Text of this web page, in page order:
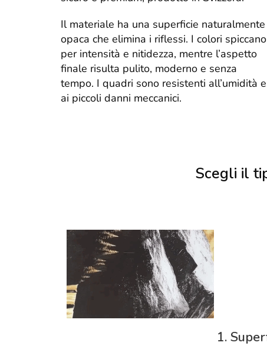
Il materiale ha una superficie naturalmente
opaca che elimina i riflessi. I colori spiccano
per intensità e nitidezza, mentre l’aspetto
finale risulta pulito, moderno e senza
tempo. I quadri sono resistenti all’umidità e
ai piccoli danni meccanici.
Scegli il
1.